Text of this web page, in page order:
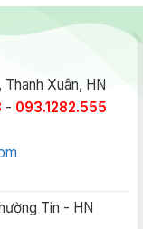
Xuân, HN
- 093.1282.555
Tín - HN